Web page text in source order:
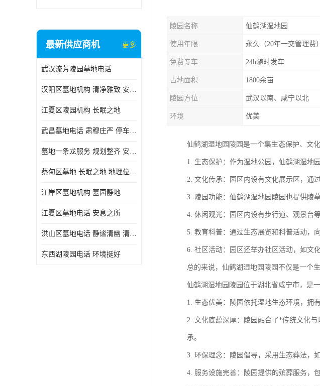
最新供应商机 更多
武汉流芳陵园墓地电话
汉阳区墓地机构 清净雅致 安息之所
江夏区陵园机构 长眠之地
武昌墓地电话 肃穆庄严 停车方便
墓地一条龙服务 规划整齐 安息之所
蔡甸区墓地 长眠之地 地理位置好
江岸区墓地机构 墓园静地
江夏区墓地电话 安息之所
洪山区墓地电话 静谧清幽 清净雅致
东西湖陵园电话 环境挺好
陵园名称 仙鹤湖湿地园
使用年限 永久（20年一交管理费）
免费专车 24h随时发车
占地面积 1800余亩
陵园方位 武汉以南、咸宁以北
环境 优美
仙鹤湖湿地园陵园是一个集生态保护、文
1. 生态保护：作为湿地公园，仙鹤湖湿地
2. 文化传承：园区内设有文化展示区，通
3. 陵园功能：仙鹤湖湿地园陵园也提供陵
4. 休闲观光：园区内设有步行道、观景台
5. 教育科普：通过生态展览和科普活动，
6. 社区活动：园区还举办社区活动，如文
总的来说，仙鹤湖湿地园陵园不仅是一个
仙鹤湖湿地园陵园位于湖北省咸宁市，是
1. 生态优美：陵园依托湿地生态环境，拥
2. 文化底蕴深厚：陵园融合了*传统文化
承。
3. 环保理念：陵园倡导，采用生态葬法，
4. 服务设施完善：陵园提供的殡葬服务，